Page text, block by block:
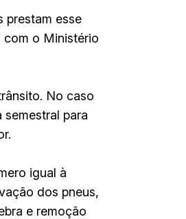
prestam esse
com o Ministério
No caso
para
igual à
dos pneus,
e remoção